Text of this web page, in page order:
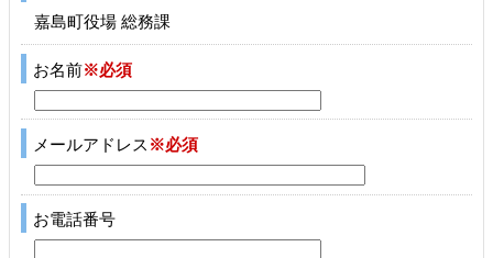
嘉島町役場 総務課
お名前※必須
メールアドレス ※必須
お電話番号